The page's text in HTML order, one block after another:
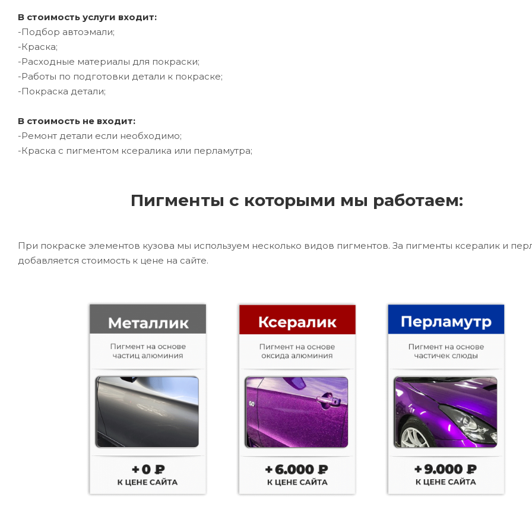
В стоимость услуги входит:
-Подбор автоэмали;
-Краска;
-Расходные материалы для покраски;
-Работы по подготовки детали к покраске;
-Покраска детали;
В стоимость не входит:
-Ремонт детали если необходимо;
-Краска с пигментом ксералика или перламутра;
Пигменты с которыми мы работаем:
При покраске элементов кузова мы используем несколько видов пигментов. За пигменты ксералик и
добавляется стоимость к цене на сайте.